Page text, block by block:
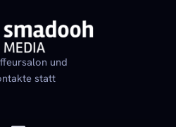
und
statt